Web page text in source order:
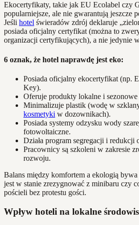
Ekocertyfikaty, takie jak EU Ecolabel czy
popularniejsze, ale nie gwarantują jeszcze
Jeśli hotel świeradów zdrój deklaruje
posiada oficjalny certyfikat (można to
organizacji certyfikujących), a nie jedynie
6 oznak, że hotel naprawdę jest eko:
Posiada oficjalny ekocertyfikat (np.
Key).
Oferuje produkty lokalne i
Minimalizuje plastik (wodę w
kosmetyki w dozownikach).
Posiada systemy odzysku wody
fotowoltaiczne.
Działa program segregacji i redukcji
Pracownicy są szkoleni w zakresie
rozwoju.
Balans między komfortem a ekologią
jest w stanie zrezygnować z minibaru czy
pościeli bez protestu gości.
Wpływ hoteli na lokalne